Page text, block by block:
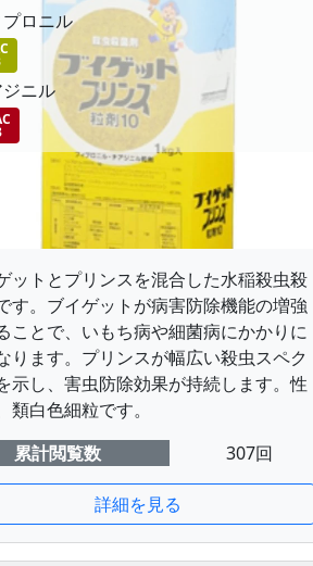
ロニル
ニル
ットとプリンスを混合した水稲殺虫殺
す。ブイゲットが病害防除機能の増強
ことで、いもち病や細菌病にかかりに
ります。プリンスが幅広い殺虫スペク
示し、害虫防除効果が持続します。性
類白色細粒です。
累計閲覧数
307回
詳細を見る